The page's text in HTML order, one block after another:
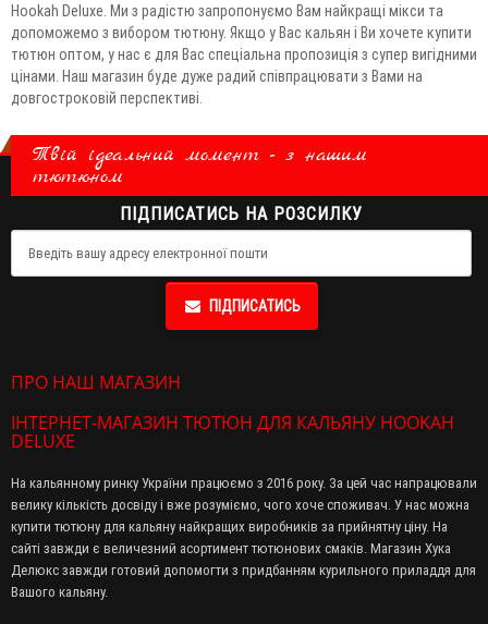
Hookah Deluxe. Ми з радістю запропонуємо Вам найкращі мікси та
допоможемо з вибором тютюну. Якщо у Вас кальян і Ви хочете купити
тютюн оптом, у нас є для Вас спеціальна пропозиція з супер вигідними
цінами. Наш магазин буде дуже радий співпрацювати з Вами на
довгостроковій перспективі.
Твій ідеальний момент - з нашим
тютюном
ПІДПИСАТИСЬ НА РОЗСИЛКУ
ПІДПИСАТИСЬ
ПРО НАШ МАГАЗИН
ІНТЕРНЕТ-МАГАЗИН ТЮТЮН ДЛЯ КАЛЬЯНУ HOOKAH
DELUXE
На кальянному ринку України працюємо з 2016 року. За цей час напрацювали
велику кількість досвіду і вже розуміємо, чого хоче споживач. У нас можна
купити тютюну для кальяну найкращих виробників за прийнятну ціну. На
сайті завжди є величезний асортимент тютюнових смаків. Магазин Хука
Делюкс завжди готовий допомогти з придбанням курильного приладдя для
Вашого кальяну.